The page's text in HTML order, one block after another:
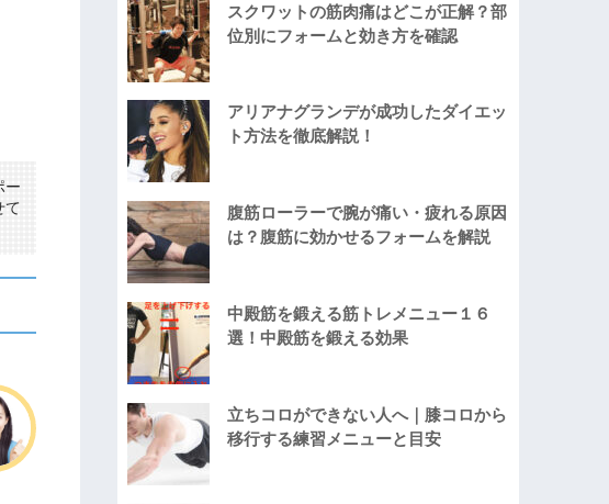
ー
て
スクワットの筋肉痛はどこが正解？部
位別にフォームと効き方を確認
アリアナグランデが成功したダイエッ
ト方法を徹底解説！
腹筋ローラーで腕が痛い・疲れる原因
は？腹筋に効かせるフォームを解説
中殿筋を鍛える筋トレメニュー１６
選！中殿筋を鍛える効果
立ちコロができない人へ｜膝コロから
移行する練習メニューと目安